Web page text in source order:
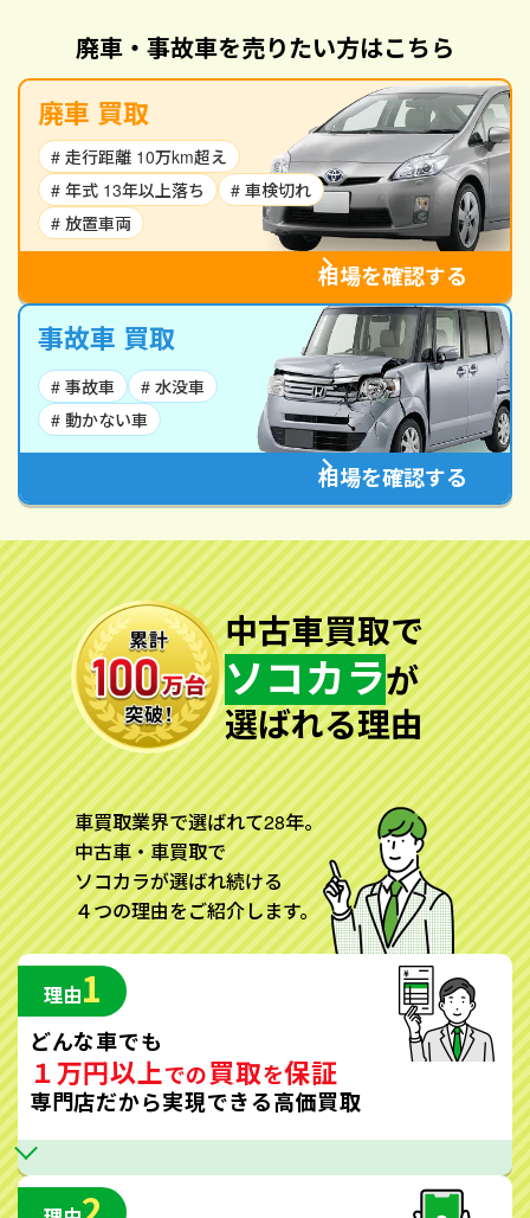
廃車・事故車を売りたい方はこちら
廃車 買取
# 走行距離 10万km超え
# 年式 13年以上落ち
# 車検切れ
# 放置車両
相場を確認する
事故車 買取
# 事故車
# 水没車
# 動かない車
相場を確認する
中古車買取で
ソコカラが
選ばれる理由
車買取業界で選ばれて28年。
中古車・車買取で
ソコカラが選ばれ続ける
４つの理由をご紹介します。
理由1
どんな車でも
１万円以上での買取を保証
専門店だから実現できる高価買取